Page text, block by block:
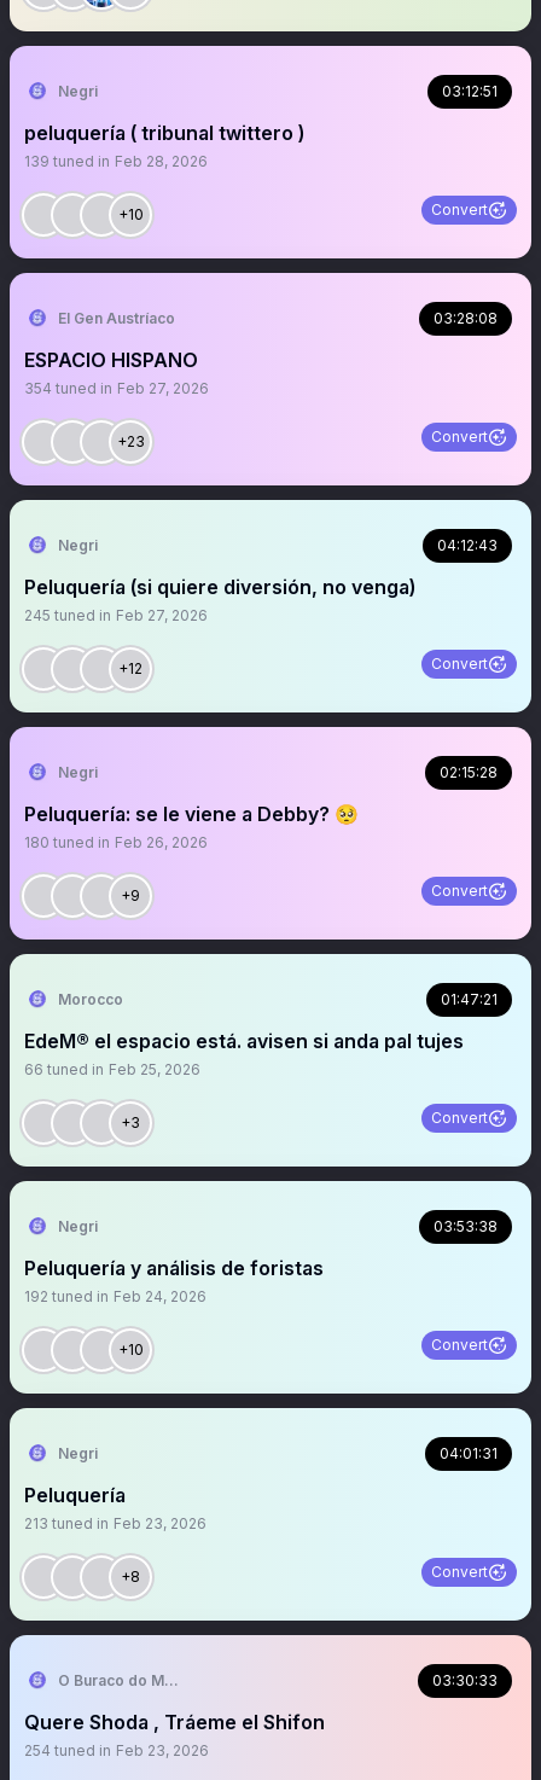
Negri 03:12:51
peluquería ( tribunal twittero )
139 tuned in Feb 28, 2026
+10 Convert
El Gen Austríaco 03:28:08
ESPACIO HISPANO
354 tuned in Feb 27, 2026
+23 Convert
Negri 04:12:43
Peluquería (si quiere diversión, no venga)
245 tuned in Feb 27, 2026
+12 Convert
Negri 02:15:28
Peluquería: se le viene a Debby? 🥺
180 tuned in Feb 26, 2026
+9 Convert
Morocco 01:47:21
EdeM® el espacio está. avisen si anda pal tujes
66 tuned in Feb 25, 2026
+3 Convert
Negri 03:53:38
Peluquería y análisis de foristas
192 tuned in Feb 24, 2026
+10 Convert
Negri 04:01:31
Peluquería
213 tuned in Feb 23, 2026
+8 Convert
O Buraco do Macaco 03:30:33
Quere Shoda , Tráeme el Shifon
254 tuned in Feb 23, 2026